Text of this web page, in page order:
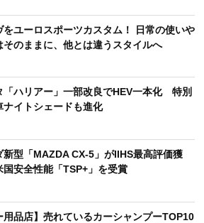
をユーロスポーツカスタム！ 日常の使いや
そのままに、他とは違うスタイルへ
「ハリアー」一部改良でHEV一本化 特別
ナイトシェードも進化
新型「MAZDA CX-5」がIIHS最高評価獲
安全性能「TSP+」を受賞
用品店】売れているカーシャンプーTOP10